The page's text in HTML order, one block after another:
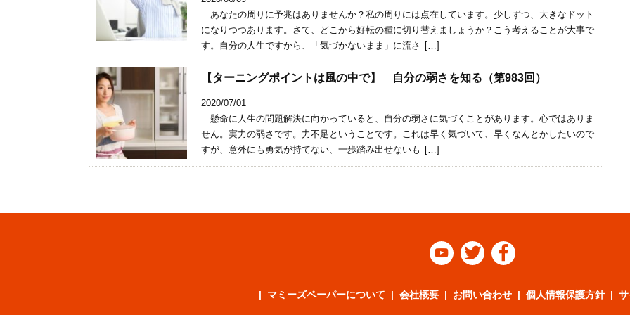
あなたの周りに予兆はありませんか？私の周りには点在しています。少しずつ、大きなドット
になりつつあります。さて、どこから好転の種に切り替えましょうか？こう考えることが大事で
す。自分の人生ですから、「気づかないまま」に流さ […]
【ターニングポイントは風の中で】 自分の弱さを知る（第983回）
2020/07/01
懸命に人生の問題解決に向かっていると、自分の弱さに気づくことがあります。心ではありま
せん。実力の弱さです。力不足ということです。これは早く気づいて、早くなんとかしたいので
すが、意外にも勇気が持てない、一歩踏み出せないも […]
  
マミーズペーパーについて 会社概要 お問い合わせ 個人情報保護方針